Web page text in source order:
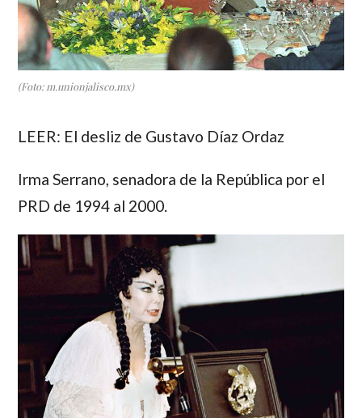
(Foto: m.unionjalisco.mx)
LEER: El desliz de Gustavo Díaz Ordaz
Irma Serrano, senadora de la República por el
PRD de 1994 al 2000.